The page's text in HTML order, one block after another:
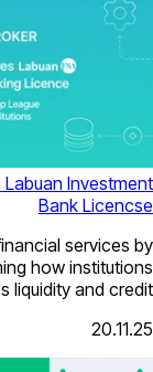
Banking
changing the
license,